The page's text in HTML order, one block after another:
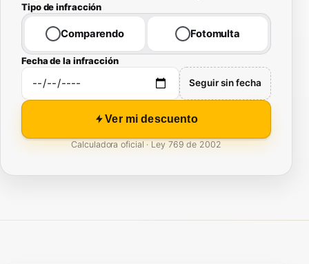
Tipo de infracción
Comparendo Fotomulta
Fecha de la infracción
Seguir sin fecha
Ver mi descuento
Calculadora oficial · Ley 769 de 2002